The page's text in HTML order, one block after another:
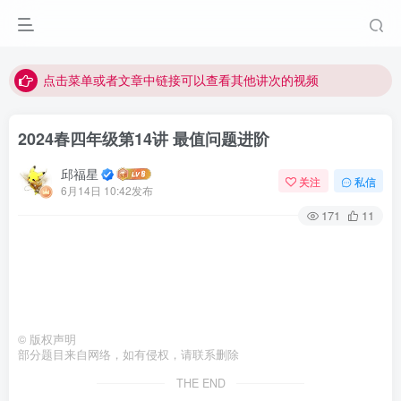
点击菜单或者文章中链接可以查看其他讲次的视频
视频无法观看的微信发消息给邱老师重置即可
2024春四年级第14讲 最值问题进阶
邱福星
6月14日 10:42发布
关注 私信
171 11
© 版权声明
部分题目来自网络，如有侵权，请联系删除
THE END